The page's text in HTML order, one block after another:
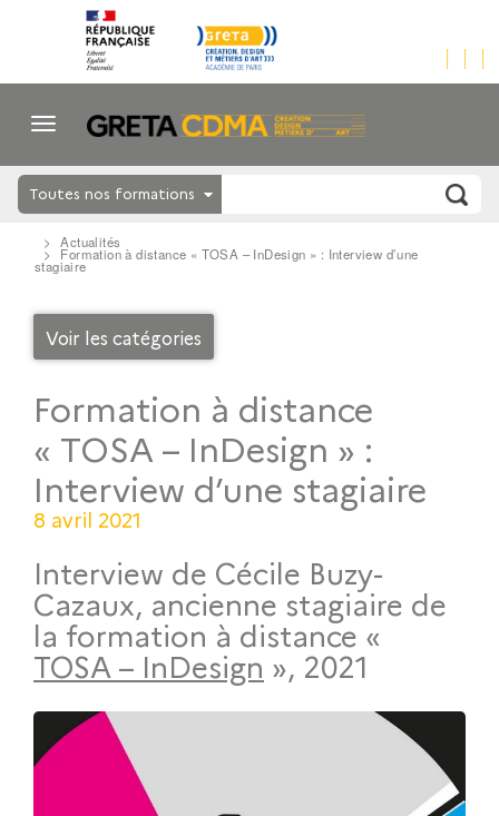
Toutes nos formations
Actualités
Formation à distance « TOSA – InDesign » : Interview d’une
stagiaire
Voir les catégories
Formation à distance
« TOSA – InDesign » :
Interview d’une stagiaire
8 avril 2021
Interview de Cécile Buzy-
Cazaux, ancienne stagiaire de
la formation à distance «
TOSA – InDesign », 2021